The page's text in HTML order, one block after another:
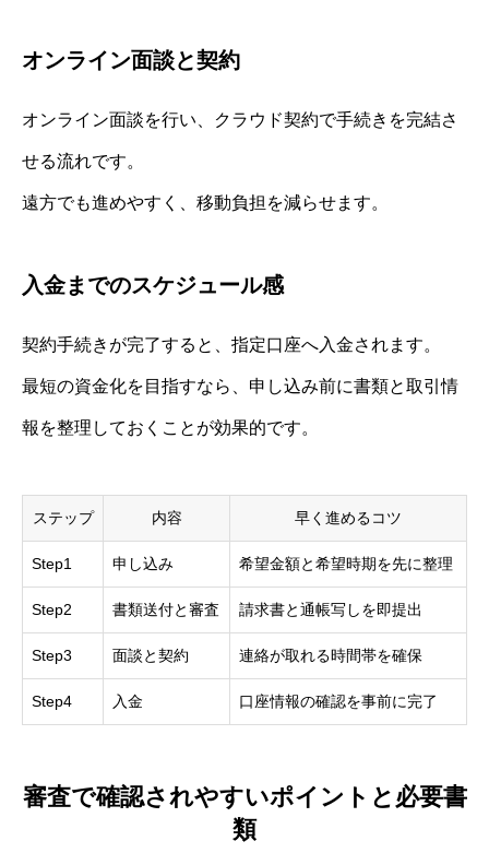
オンライン面談と契約
オンライン面談を行い、クラウド契約で手続きを完結さ
せる流れです。
遠方でも進めやすく、移動負担を減らせます。
入金までのスケジュール感
契約手続きが完了すると、指定口座へ入金されます。
最短の資金化を目指すなら、申し込み前に書類と取引情
報を整理しておくことが効果的です。
ステップ 内容 早く進めるコツ
Step1 申し込み 希望金額と希望時期を先に整理
Step2 書類送付と審査 請求書と通帳写しを即提出
Step3 面談と契約 連絡が取れる時間帯を確保
Step4 入金 口座情報の確認を事前に完了
審査で確認されやすいポイントと必要書
類